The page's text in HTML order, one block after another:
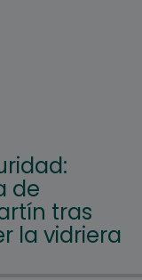
de
tras
la vidriera